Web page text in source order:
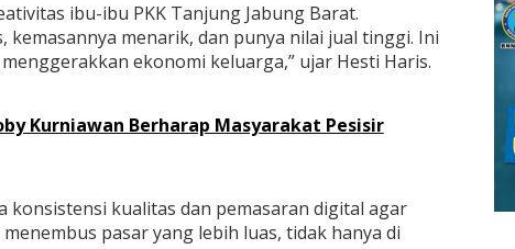
ibu-ibu PKK Tanjung Jabung Barat.
kemasannya menarik, dan punya nilai jual tinggi. Ini
ekonomi keluarga,” ujar Hesti Haris.
Kurniawan Berharap Masyarakat Pesisir
konsistensi kualitas dan pemasaran digital agar
pasar yang lebih luas, tidak hanya di